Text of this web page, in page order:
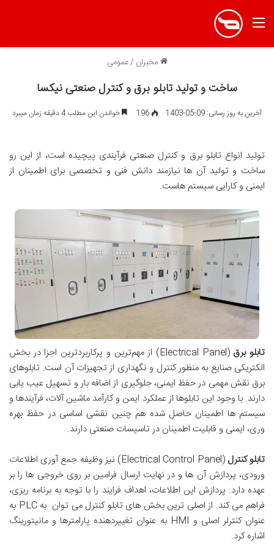
منو
مخبران /عمومی
ساخت و تولید تابلو برق و کنترل صنعتی نیکسا
آخرین به روز رسانی: 09-05-1403 196 خواندن این مطلب 4 دقیقه زمان میبرد
تولید انواع تابلو برق و کنترل صنعتی فرآیندی پیچیده است، از این رو
ساخت و تولید آن ها نیازمند دانش فنی و تخصصی برای اطمینان از
ایمنی و کارایی سیستم‌ هاست.
تابلو برق‌
(Electrical Panel) از مهم‌ترین و پرکاربردترین اجزا در بخش
الکتریکی صنایع به ‌منظور کنترل و نگهداری از تجهیزات آن است. تابلوهای
برق نقش مهمی در حفظ ایمنی، جلوگیری از اضافه بار و تسهیل عیب یابی
دارند. با وجود این تابلوها از عملکرد ایمن و کارآمد ماشین آلات، فرآیندها و
سیستم ها اطمینان حاصل شده هم چنین نقشی اساسی در حفظ بهره
وری، ایمنی و قابلیت اطمینان در تاسیسات صنعتی دارند.
تابلو کنترل
(Electrical Control Panel) نیز وظیفه جمع آوری اطلاعات
ورودی، پردازش آن ها و در نهایت ارسال فرامین بر روی خروجی ها را بر
عهده دارد. پردازش این اطلاعات، اهداف فرایند را با توجه به برنامه ریزی،
فراهم می کند. از اصلی ترین بخش های تابلو کنترل می توان به PLC به
عنوان کنترلر اصلی و HMI به عنوان تغییردهنده پارامترها و مانیتورینگ
اشاره کرد.